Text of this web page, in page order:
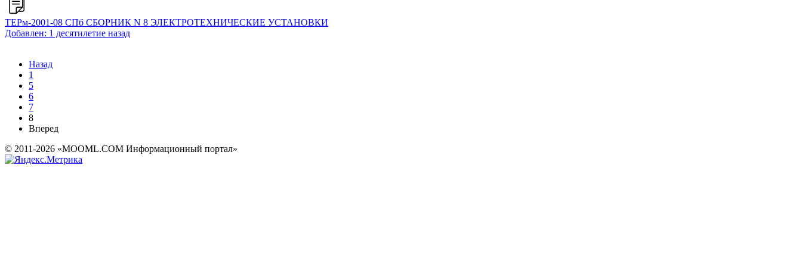
ТЕРм-2001-08 СПб СБОРНИК N 8 ЭЛЕКТРОТЕХНИЧЕСКИЕ УСТАНОВКИ
Добавлен: 1 десятилетие назад
Назад
1
5
6
7
8
Вперед
© 2011-2026 «MOOML.COM Информационный портал»